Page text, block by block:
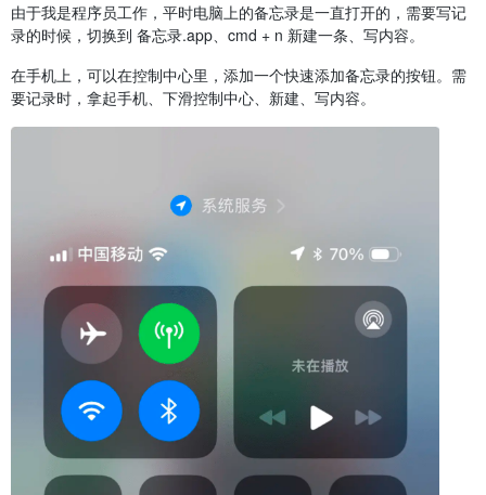
由于我是程序员工作，平时电脑上的备忘录是一直打开的，需要写记
录的时候，切换到 备忘录.app、cmd + n 新建一条、写内容。
在手机上，可以在控制中心里，添加一个快速添加备忘录的按钮。需
要记录时，拿起手机、下滑控制中心、新建、写内容。